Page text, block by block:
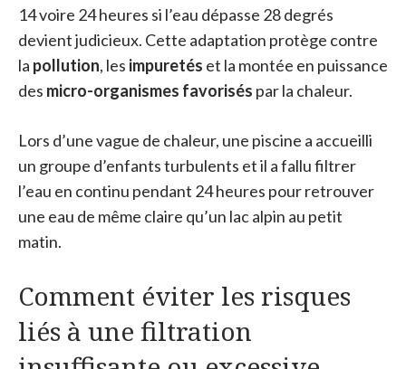
14 voire 24 heures si l’eau dépasse 28 degrés
devient judicieux. Cette adaptation protège contre
la pollution, les impuretés et la montée en puissance
des micro-organismes favorisés par la chaleur.
Lors d’une vague de chaleur, une piscine a accueilli
un groupe d’enfants turbulents et il a fallu filtrer
l’eau en continu pendant 24 heures pour retrouver
une eau de même claire qu’un lac alpin au petit
matin.
Comment éviter les risques
liés à une filtration